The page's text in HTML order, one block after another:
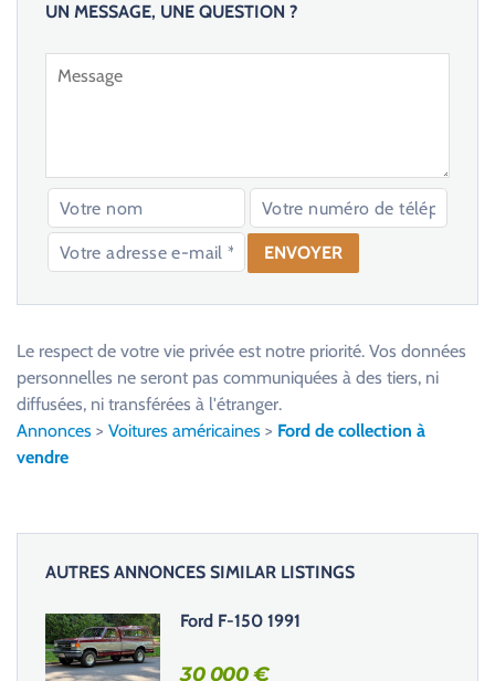
UN MESSAGE, UNE QUESTION ?
e
s
e
r
Le respect de votre vie privée est notre priorité. Vos données
personnelles ne seront pas communiquées à des tiers, ni
diffusées, ni transférées à l'étranger.
Annonces > Voitures américaines > Ford de collection à
vendre
AUTRES ANNONCES SIMILAR LISTINGS
Ford F-150 1991
30 000€